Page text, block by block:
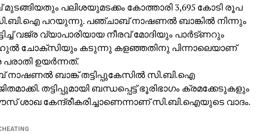
മുടങ്ങിയതും പലിശയുമടക്കം കോത്താരി 3,695 കോടി രൂപ
പറയുന്നു. പഞ്ചാബ് നാഷണല്‍ ബാങ്കില്‍ നിന്നും
വജ്ര വ്യാപാരിയായ നീരവ് മോദിയും പാര്‍ട്ണറും
ചോക്‌സിയും കടുന്നു കളഞ്ഞതിനു പിന്നാലെയാണ്
പരാതി ഉയര്‍ന്നത്.
നാഷണല്‍ ബാങ്ക് തട്ടിപ്പുകേസില്‍ സി.ബി.ഐ
തട്ടിപ്പുമായി ബന്ധപ്പെട്ട് ഭൂരിഭാഗം ക്രമക്കേടുകളും
ശാഖ കേന്ദ്രീകരിച്ചാണെന്നാണ് സി.ബി.ഐയുടെ വാദം.